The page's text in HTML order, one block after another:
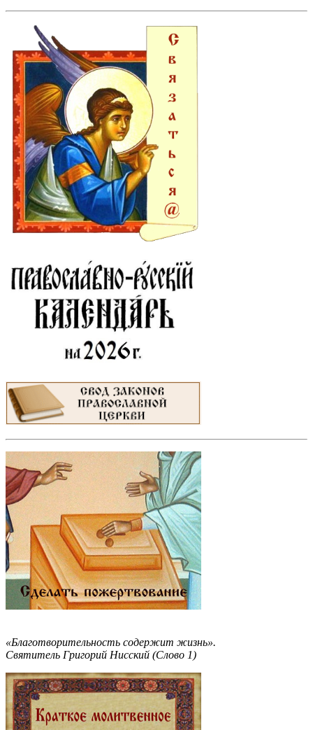
«Благотворительность содержит жизнь».
Святитель Григорий Нисский (Слово 1)